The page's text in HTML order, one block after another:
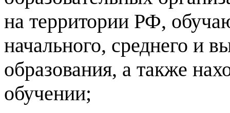
на территории РФ,
начального, среднего и
образования, а также
обучении;